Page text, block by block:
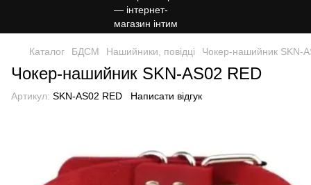
Каталог БДСМ Нашийники, повідці Чокер-нашийник SKN-
Чокер-нашийник SKN-AS02 RED
Артикул: SKN-AS02 RED Написати відгук